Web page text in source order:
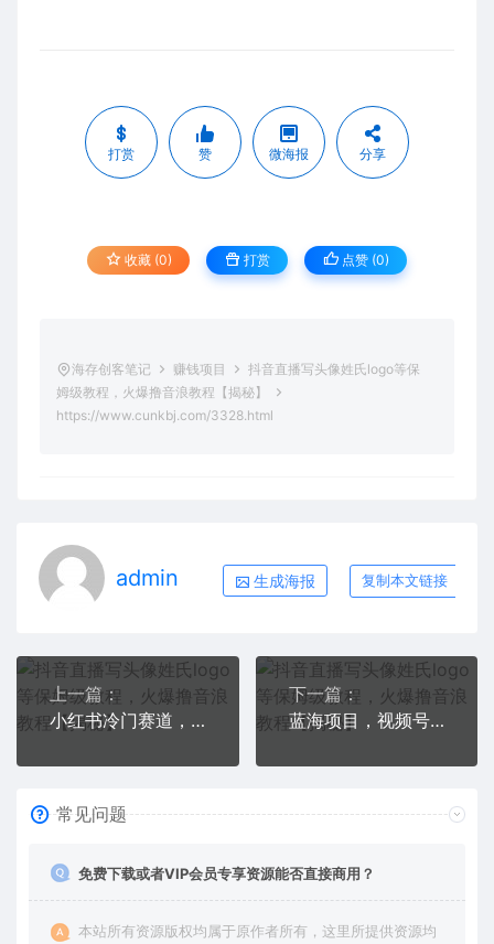
打赏 赞 微海报 分享
收藏 (0) 打赏 点赞 (0)
海存创客笔记 赚钱项目
抖音直播写头像姓氏logo等保
姆级教程，火爆撸音浪教程【揭秘】
https://www.cunkbj.com/3328.html
admin 生成海报 复制本文链接
上一篇：
小红书冷门赛道，单日盈利500+【揭秘】
下一篇：
蓝海项目，视频号私域新玩法，暴力项目月入1万+【揭秘】
常见问题
免费下载或者VIP会员专享资源能否直接商用？
本站所有资源版权均属于原作者所有，这里所提供资源均